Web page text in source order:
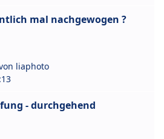
mal nachgewogen ?
liaphoto
- durchgehend